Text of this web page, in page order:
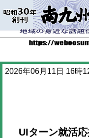
2026年06月11日 16時
UIターン就活